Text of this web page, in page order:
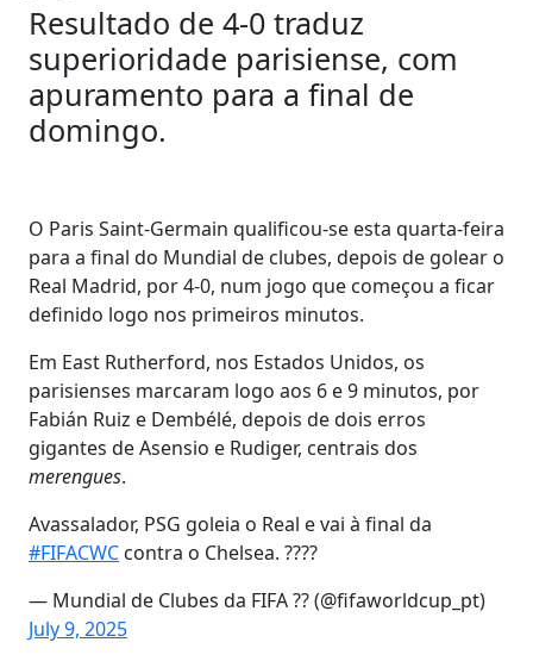
Resultado de 4-0 traduz
superioridade parisiense, com
apuramento para a final de
domingo.
O Paris Saint-Germain qualificou-se esta quarta-feira
para a final do Mundial de clubes, depois de golear o
Real Madrid, por 4-0, num jogo que começou a ficar
definido logo nos primeiros minutos.
Em East Rutherford, nos Estados Unidos, os
parisienses marcaram logo aos 6 e 9 minutos, por
Fabián Ruiz e Dembélé, depois de dois erros
gigantes de Asensio e Rudiger, centrais dos
merengues.
Avassalador, PSG goleia o Real e vai à final da
#FIFACWC contra o Chelsea. ????
— Mundial de Clubes da FIFA ?? (@fifaworldcup_pt)
July 9, 2025